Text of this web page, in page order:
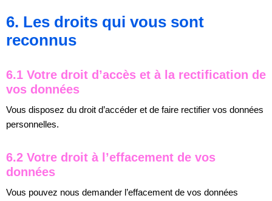
6. Les droits qui vous sont
reconnus
6.1 Votre droit d’accès et à la rectification de
vos données
Vous disposez du droit d’accéder et de faire rectifier vos données
personnelles.
6.2 Votre droit à l’effacement de vos
données
Vous pouvez nous demander l’effacement de vos données